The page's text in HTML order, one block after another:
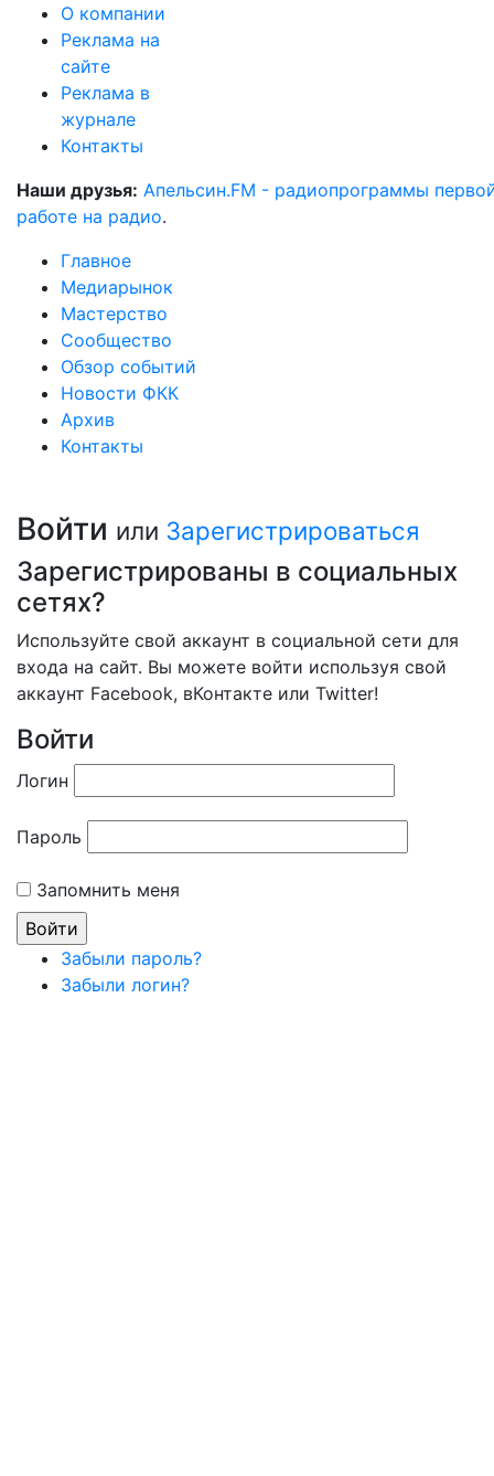
О компании
Реклама на
сайте
Реклама в
журнале
Контакты
Наши друзья: Апельсин.FM - радиопрограммы
работе на радио.
Главное
Медиарынок
Мастерство
Сообщество
Обзор событий
Новости ФКК
Архив
Контакты
Войти или Зарегистрироваться
Зарегистрированы в социальных
сетях?
Используйте свой аккаунт в социальной сети для
входа на сайт. Вы можете войти используя свой
аккаунт Facebook, вКонтакте или Twitter!
Войти
Логин
Пароль
Запомнить меня
Забыли пароль?
Забыли логин?